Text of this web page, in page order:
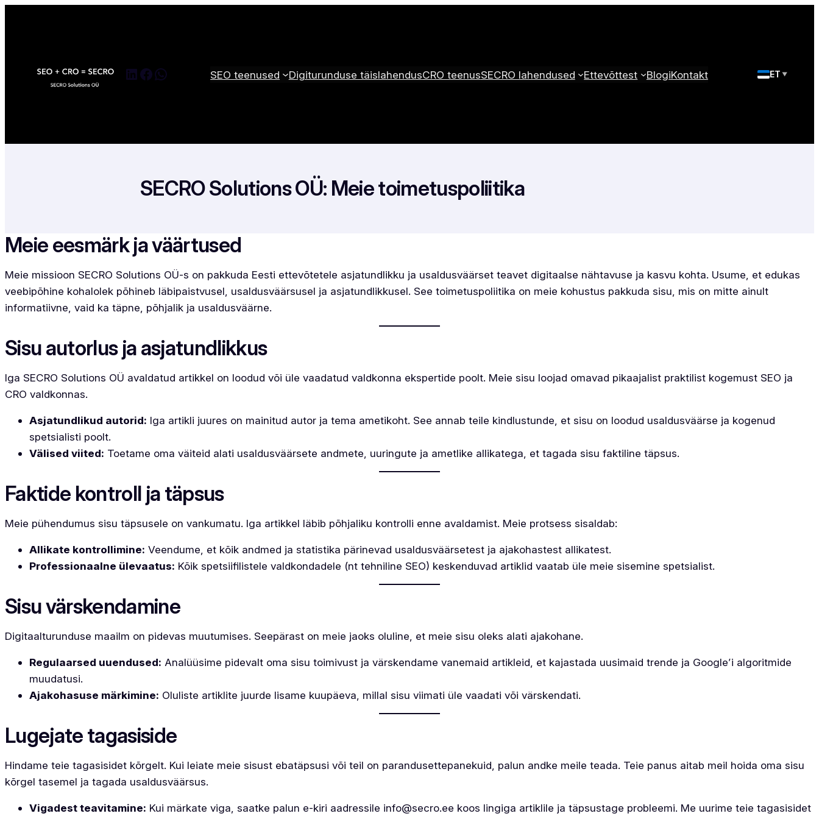
LinkedIn
Facebook
WhatsAppSEO teenused Digiturunduse täislahendusCRO teenusSECRO lahendused Ettevõttest BlogiKontakt ET ▼
SECRO Solutions OÜ: Meie toimetuspoliitika
Meie eesmärk ja väärtused
Meie missioon SECRO Solutions OÜ-s on pakkuda Eesti ettevõtetele asjatundlikku ja usaldusväärset teavet digitaalse nähtavuse ja kasvu kohta. Usume, et edukas
veebipõhine kohalolek põhineb läbipaistvusel, usaldusväärsusel ja asjatundlikkusel. See toimetuspoliitika on meie kohustus pakkuda sisu, mis on mitte ainult
informatiivne, vaid ka täpne, põhjalik ja usaldusväärne.
Sisu autorlus ja asjatundlikkus
Iga SECRO Solutions OÜ avaldatud artikkel on loodud või üle vaadatud valdkonna ekspertide poolt. Meie sisu loojad omavad pikaajalist praktilist kogemust SEO ja
CRO valdkonnas.
Asjatundlikud autorid: Iga artikli juures on mainitud autor ja tema ametikoht. See annab teile kindlustunde, et sisu on loodud usaldusväärse ja kogenud
spetsialisti poolt.
Välised viited: Toetame oma väiteid alati usaldusväärsete andmete, uuringute ja ametlike allikatega, et tagada sisu faktiline täpsus.
Faktide kontroll ja täpsus
Meie pühendumus sisu täpsusele on vankumatu. Iga artikkel läbib põhjaliku kontrolli enne avaldamist. Meie protsess sisaldab:
Allikate kontrollimine: Veendume, et kõik andmed ja statistika pärinevad usaldusväärsetest ja ajakohastest allikatest.
Professionaalne ülevaatus: Kõik spetsiifilistele valdkondadele (nt tehniline SEO) keskenduvad artiklid vaatab üle meie sisemine spetsialist.
Sisu värskendamine
Digitaalturunduse maailm on pidevas muutumises. Seepärast on meie jaoks oluline, et meie sisu oleks alati ajakohane.
Regulaarsed uuendused: Analüüsime pidevalt oma sisu toimivust ja värskendame vanemaid artikleid, et kajastada uusimaid trende ja Google’i algoritmide
muudatusi.
Ajakohasuse märkimine: Oluliste artiklite juurde lisame kuupäeva, millal sisu viimati üle vaadati või värskendati.
Lugejate tagasiside
Hindame teie tagasisidet kõrgelt. Kui leiate meie sisust ebatäpsusi või teil on parandusettepanekuid, palun andke meile teada. Teie panus aitab meil hoida oma sisu
kõrgel tasemel ja tagada usaldusväärsus.
Vigadest teavitamine: Kui märkate viga, saatke palun e-kiri aadressile info@secro.ee koos lingiga artiklile ja täpsustage probleemi. Me uurime teie tagasisidet